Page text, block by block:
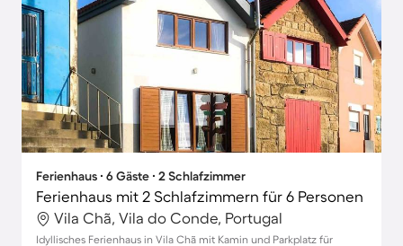
Ferienhaus ∙ 6 Gäste ∙ 2 Schlafzimmer
Ferienhaus mit 2 Schlafzimmern für 6 Personen
Vila Chã, Vila do Conde, Portugal
Idyllisches Ferienhaus in Vila Chã mit Kamin und Parkplatz für